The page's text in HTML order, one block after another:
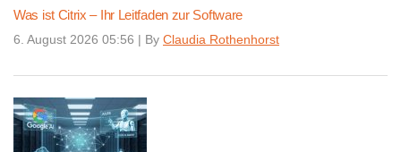
Was ist Citrix – Ihr Leitfaden zur Software
6. August 2026 05:56 | By Claudia Rothenhorst